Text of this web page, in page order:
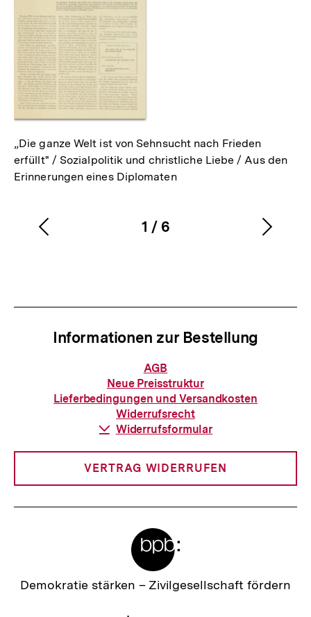
„Die ganze Welt ist von Sehnsucht nach Frieden
erfüllt" / Sozialpolitik und christliche Liebe / Aus den
Erinnerungen eines Diplomaten
Karussellinhalt
1
von
/ 6
Vorherigen
Informationen zur Bestellung
Informationen
zur
Bestellung
AGB
Neue Preisstruktur
Lieferbedingungen und Versandkosten
Widerrufsrecht
Download-
Widerrufsformular
VERTRAG WIDERRUFEN
Zur
Demokratie stärken – Zivilgesellschaft fördern